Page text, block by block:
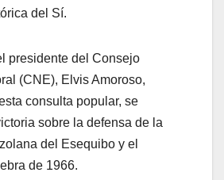
del Sí.
presidente del Consejo
(CNE), Elvis Amoroso,
consulta popular, se
sobre la defensa de la
del Esequibo y el
de 1966.